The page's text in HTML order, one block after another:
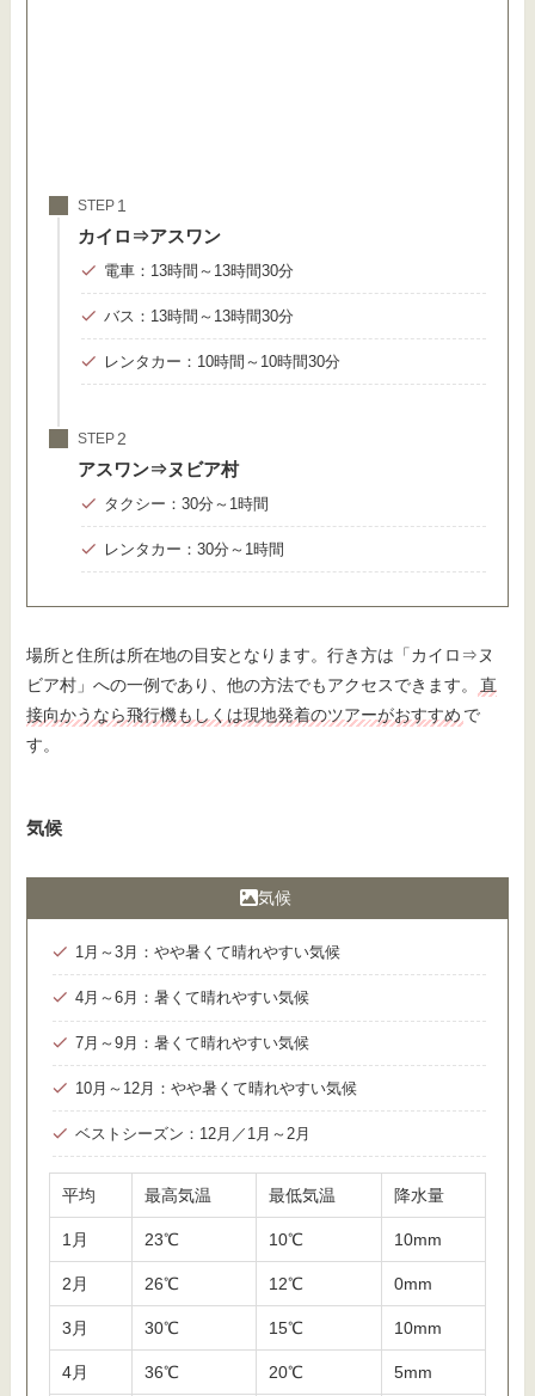
STEP
カイロ⇒アスワン
電車：13時間～13時間30分
バス：13時間～13時間30分
レンタカー：10時間～10時間30分
STEP
アスワン⇒ヌビア村
タクシー：30分～1時間
レンタカー：30分～1時間
場所と住所は所在地の目安となります。行き方は「カイロ⇒ヌ
ビア村」への一例であり、他の方法でもアクセスできます。
直
接向かうなら飛行機もしくは現地発着のツアーがおすすめ で
す。
気候
気候
1月～3月：やや暑くて晴れやすい気候
4月～6月：暑くて晴れやすい気候
7月～9月：暑くて晴れやすい気候
10月～12月：やや暑くて晴れやすい気候
ベストシーズン：12月／1月～2月
平均 最高気温 最低気温 降水量
1月 23℃ 10℃ 10mm
2月 26℃ 12℃ 0mm
3月 30℃ 15℃ 10mm
4月 36℃ 20℃ 5mm